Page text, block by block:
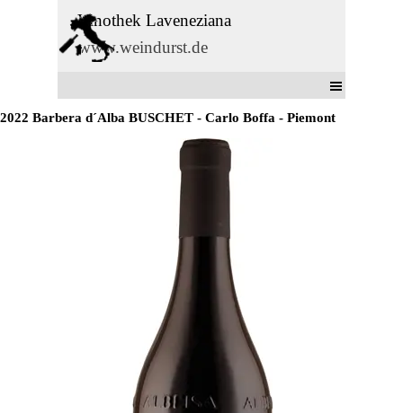
Vinothek Laveneziana
www.weindurst.de
2022 Barbera d´Alba BUSCHET - Carlo Boffa - Piemont